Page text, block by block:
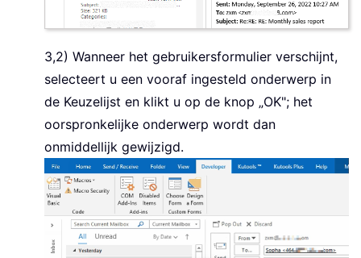
3,2) Wanneer het gebruikersformulier verschijnt,
selecteert u een vooraf ingesteld onderwerp in
de Keuzelijst en klikt u op de knop „OK"; het
oorspronkelijke onderwerp wordt dan
onmiddellijk gewijzigd.